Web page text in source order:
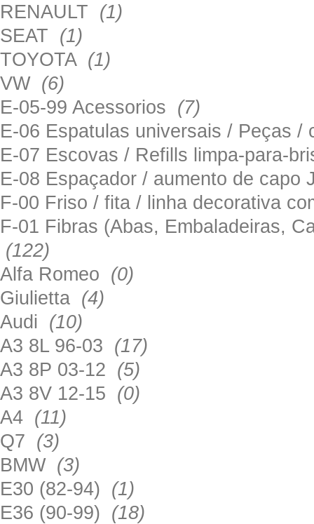
RENAULT (1)
SEAT (1)
TOYOTA (1)
VW (6)
E-05-99 Acessorios (7)
E-06 Espatulas universais / Peças
E-07 Escovas / Refills limpa-para-
E-08 Espaçador / aumento de
F-00 Friso / fita / linha decorativa
F-01 Fibras (Abas, Embaladeiras,
(122)
Alfa Romeo (0)
Giulietta (4)
Audi (10)
A3 8L 96-03 (17)
A3 8P 03-12 (5)
A3 8V 12-15 (0)
A4 (11)
Q7 (3)
BMW (3)
E30 (82-94) (1)
E36 (90-99) (18)